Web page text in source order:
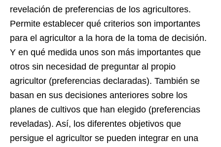
revelación de preferencias de los agricultores.
Permite establecer qué criterios son importantes
para el agricultor a la hora de la toma de decisión.
Y en qué medida unos son más importantes que
otros sin necesidad de preguntar al propio
agricultor (preferencias declaradas). También se
basan en sus decisiones anteriores sobre los
planes de cultivos que han elegido (preferencias
reveladas). Así, los diferentes objetivos que
persigue el agricultor se pueden integrar en una